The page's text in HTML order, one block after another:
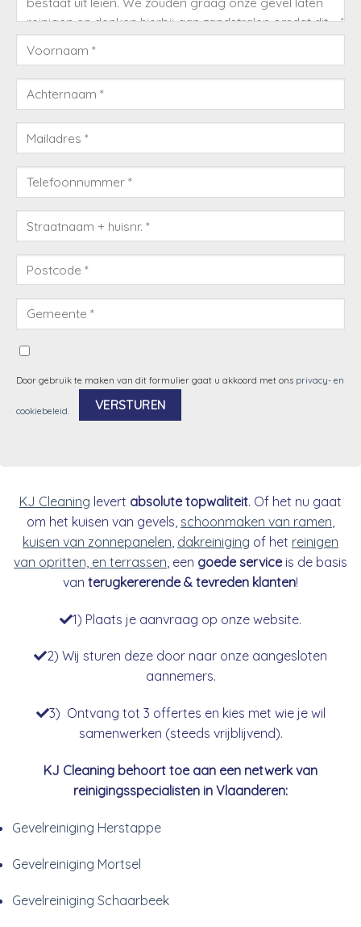
Door gebruik te maken van dit formulier gaat u akkoord met ons privacy- en
cookiebeleid.
KJ Cleaning levert absolute topwaliteit. Of het nu gaat
om het kuisen van gevels, schoonmaken van ramen
kuisen van zonnepanelen dakreiniging of het reinigen
van opritten, en terrassen , een goede serviceis de basis
van terugkererende & tevreden klanten!
1) Plaats je aanvraag op onze website.
2) Wij sturen deze door naar onze aangesloten
aannemers.
3) Ontvang tot 3 offertes en kies met wie je wil
samenwerken (steeds vrijblijvend).
KJ Cleaning behoort toe aan een netwerk van
reinigingsspecialisten in Vlaanderen:
Gevelreiniging Herstappe
Gevelreiniging Mortsel
Gevelreiniging Schaarbeek